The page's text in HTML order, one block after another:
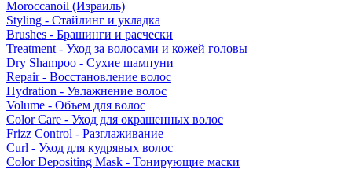
Moroccanoil (Израиль)
Styling - Стайлинг и укладка
Brushes - Брашинги и расчески
Treatment - Уход за волосами и кожей головы
Dry Shampoo - Сухие шампуни
Repair - Восстановление волос
Hydration - Увлажнение волос
Volume - Объем для волос
Color Care - Уход для окрашенных волос
Frizz Control - Разглаживание
Curl - Уход для кудрявых волос
Color Depositing Mask - Тонирующие маски